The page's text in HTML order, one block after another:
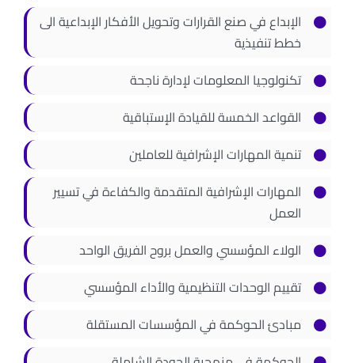
الإبداع في صنع القرارات وتحويل الأفكار الإبداعية الى
خطط تنفيذية
تكنولوجيا المعلومات لإدارة ناجحة
القواعد الخمسة للقيادة الإستباقية
تنمية المهارات الإشرافية للعاملين
المهارات الإشرافية المتقدمة والكفاءة في تسيير
العمل
الولاء المؤسسي والعمل بروح الفريق الواحد
تقييم الوحدات التنظيمية والأداء المؤسسي
مبادئ الحوكمة في المؤسسات المستقلة